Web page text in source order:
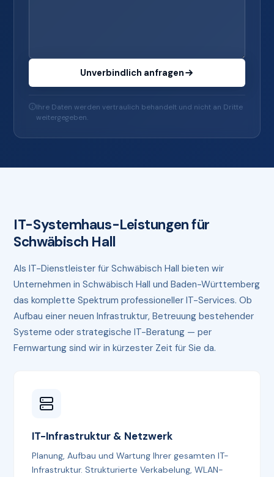
Unverbindlich anfragen
Ihre Daten werden vertraulich behandelt und nicht an Dritte
weitergegeben.
IT-Systemhaus-Leistungen für
Schwäbisch Hall
Als IT-Dienstleister für Schwäbisch Hall bieten wir
Unternehmen in Schwäbisch Hall und Baden-Württemberg
das komplette Spektrum professioneller IT-Services. Ob
Aufbau einer neuen Infrastruktur, Betreuung bestehender
Systeme oder strategische IT-Beratung — per
Fernwartung sind wir in kürzester Zeit für Sie da.
IT-Infrastruktur & Netzwerk
Planung, Aufbau und Wartung Ihrer gesamten IT-
Infrastruktur. Strukturierte Verkabelung, WLAN-